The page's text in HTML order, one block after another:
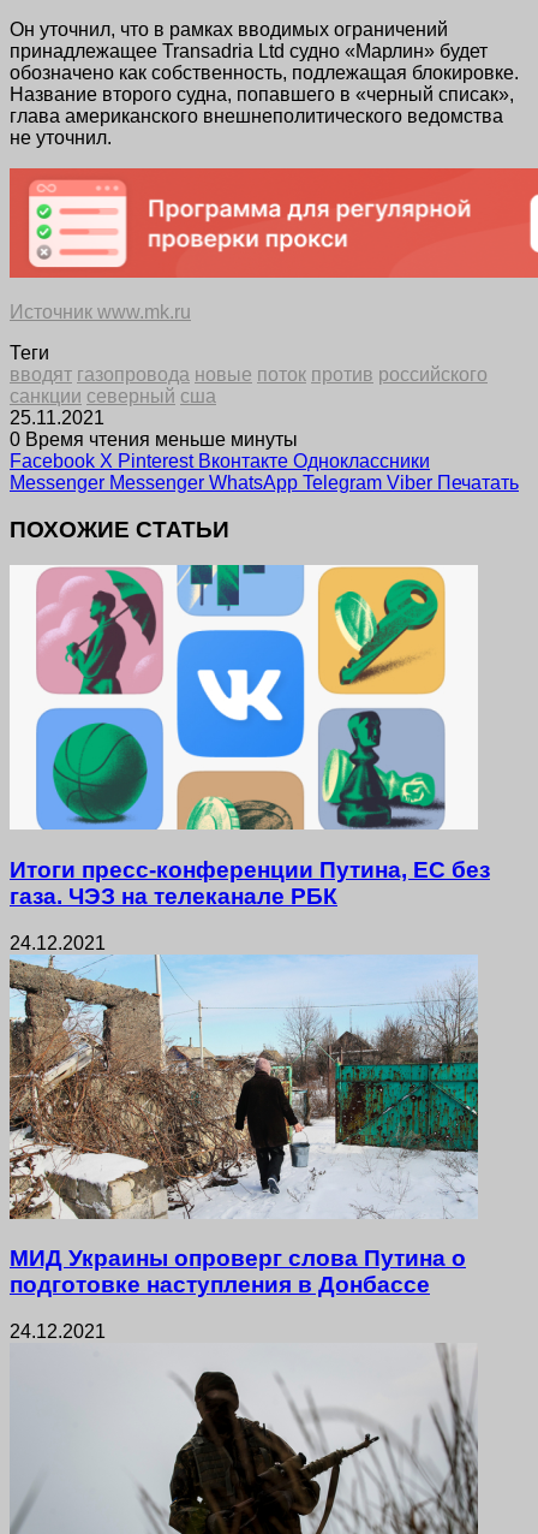
Он уточнил, что в рамках вводимых ограничений
принадлежащее Transadria Ltd судно «Марлин» будет
обозначено как собственность, подлежащая блокировке.
Название второго судна, попавшего в «черный списак»,
глава американского внешнеполитического ведомства
не уточнил.
Источник www.mk.ru
Теги
вводят газопровода новые поток против российского
санкции северный сша
25.11.2021
0 Время чтения меньше минуты
Facebook X Pinterest Вконтакте Одноклассники
Messenger Messenger WhatsApp Telegram Viber Печатать
ПОХОЖИЕ СТАТЬИ
Итоги пресс-конференции Путина, ЕС без
газа. ЧЭЗ на телеканале РБК
24.12.2021
МИД Украины опроверг слова Путина о
подготовке наступления в Донбассе
24.12.2021